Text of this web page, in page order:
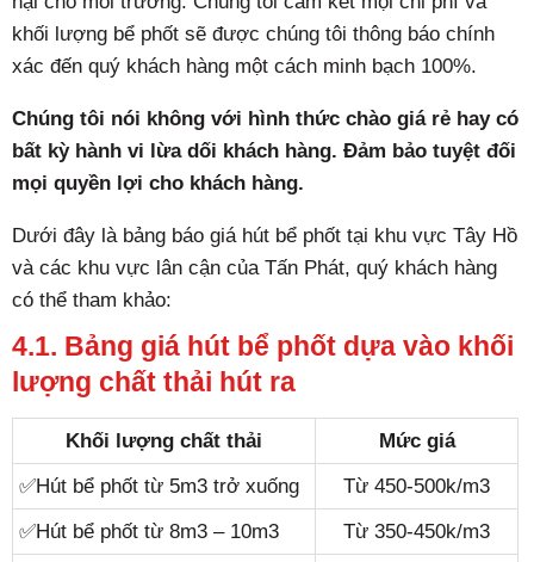
khối lượng bể phốt sẽ được chúng tôi thông báo chính
xác đến quý khách hàng một cách minh bạch 100%.
Chúng tôi nói không với hình thức chào giá rẻ hay có
bất kỳ hành vi lừa dối khách hàng. Đảm bảo tuyệt đối
mọi quyền lợi cho khách hàng.
Dưới đây là bảng báo giá hút bể phốt tại khu vực Tây Hồ
và các khu vực lân cận của Tấn Phát, quý khách hàng
có thể tham khảo:
4.1. Bảng giá hút bể phốt dựa vào khối
lượng chất thải hút ra
Khối lượng chất thải
Mức giá
✅Hút bể phốt từ 5m3 trở xuống
Từ 450-500k/m3
✅Hút bể phốt từ 8m3 – 10m3
Từ 350-450k/m3